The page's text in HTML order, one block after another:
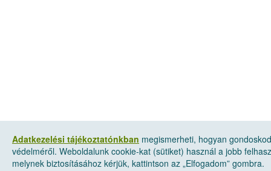
Adatkezelési tájékoztatónkban megismerheti, hogyan
védelméről. Weboldalunk cookie-kat (sütiket) használ a jobb
melynek biztosításához kérjük, kattintson az „Elfogadom” gombra.